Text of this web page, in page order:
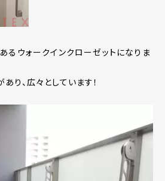
るウォークインクローゼットになりま
り、広々としています！